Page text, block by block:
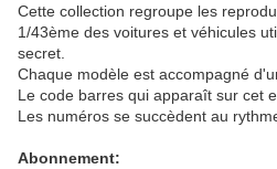
Cette collection regroupe les
1/43ème des voitures et véhicules
secret.
Chaque modèle est accompagné
Le code barres qui apparaît sur cet
Les numéros se succèdent au
Abonnement: